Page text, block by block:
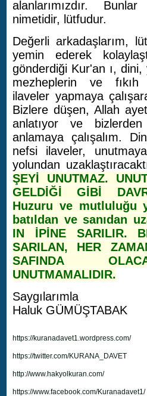
alanlarımızdır.
nimetidir, lütfudur.
Değerli arkadaşlarım,
yemin ederek
gönderdiği Kur'an ı,
mezheplerin ve fıkıh
ilaveler yapmaya
Bizlere düşen, Allah
anlatıyor ve
anlamaya çalışalım.
nefsi ilaveler,
yolundan
ŞEYİ UNUTMAZ.
GELDİĞİ GİBİ
Huzuru ve mutluluğu
batıldan ve sanıdan
IN İPİNE SARILIR.
SARILAN, HER
SAFINDA
UNUTMAMALIDIR.
Saygılarımla
Haluk GÜMÜŞTABAK
https://kuranadavet1.wordpress.com/
https://twitter.com/KURANA_DAVET
http://www.hakyolkuran.com/
https://www.facebook.com/Kuranadavet1/